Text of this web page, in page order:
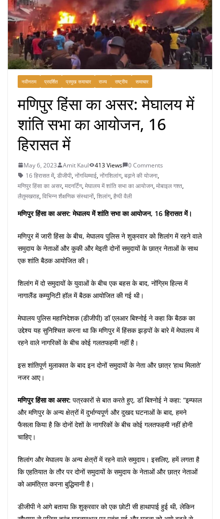
नवीनतम प्रदर्शित प्रमुख समाचार राज्य राष्ट्रीय समाचार
मणिपुर हिंसा का असर: मेघालय में
शांति सभा का आयोजन, 16
हिरासत में
May 6, 2023 Amit Kaul 413 Views
0 Comments
16 हिरासत में,डीजीपी,नोंगथिम्माई,नोंगशिलांग,बढ़ाने की योजना,
मणिपुर हिंसा का असर,मदनर्टिंग,मेघालय में शांति सभा का आयोजन,मोबाइल गश्त,
लैतुमखराह,विभिन्न शैक्षणिक संस्थानों,शिलांग,हैप्पी वैली
मणिपुर हिंसा का असर: मेघालय में शांति सभा का आयोजन, 16 हिरासत में।
मणिपुर में जारी हिंसा के बीच, मेघालय पुलिस ने शुक्रवार को शिलांग में रहने वाले
समुदाय के नेताओं और कुकी और मेइती दोनों समुदायों के छात्र नेताओं के साथ
एक शांति बैठक आयोजित की।
शिलांग में दो समुदायों के युवाओं के बीच एक बहस के बाद, नोंग्रिम हिल्स में
नागालैंड कम्युनिटी हॉल में बैठक आयोजित की गई थी।
मेघालय पुलिस महानिदेशक (डीजीपी) डॉ एलआर बिश्नोई ने कहा कि बैठक का
उद्देश्य यह सुनिश्चित करना था कि मणिपुर में हिंसक झड़पों के बारे में मेघालय में
रहने वाले नागरिकों के बीच कोई गलतफहमी नहीं है।
इस शांतिपूर्ण मुलाकात के बाद इन दोनों समुदायों के नेता और छात्र ‘हाथ मिलाते’
नजर आए।
मणिपुर हिंसा का असर: पत्रकारों से बात करते हुए, डॉ बिश्नोई ने कहा: “इम्फाल
और मणिपुर के अन्य क्षेत्रों में दुर्भाग्यपूर्ण और दुखद घटनाओं के बाद, हमने
फैसला किया है कि दोनों देशों के नागरिकों के बीच कोई गलतफहमी नहीं होनी
चाहिए।
शिलांग और मेघालय के अन्य क्षेत्रों में रहने वाले समुदाय। इसलिए, हमें लगता है
कि एहतियात के तौर पर दोनों समुदायों के समुदाय के नेताओं और छात्र नेताओं
को आमंत्रित करना बुद्धिमानी है।
डीजीपी ने आगे बताया कि शुक्रवार को एक छोटी सी हाथापाई हुई थी, लेकिन